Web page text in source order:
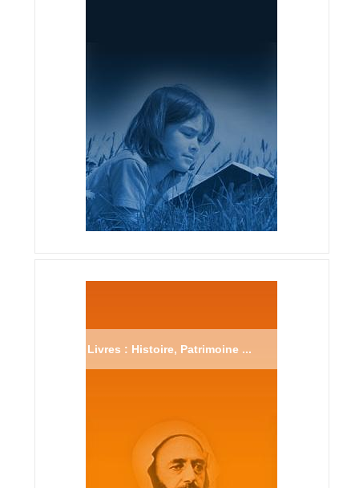
Livres : Histoire, Patrimoine ...